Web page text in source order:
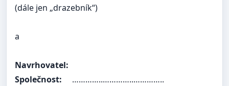
(dále jen „drazebník“)
a
Navrhovatel:
Společnost:
…………..…………..…………..